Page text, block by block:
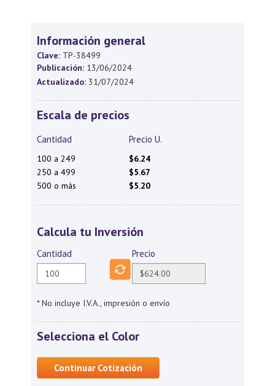
Información general
Clave: TP-38499
Publicación: 13/06/2024
Actualizado: 31/07/2024
Escala de precios
Cantidad Precio U.
100 a 249
$6.24
250 a 499
$5.67
500 o más
$5.20
Calcula tu Inversión
Cantidad Precio
* No incluye I.V.A., impresión o envío
Selecciona el Color
Continuar Cotización